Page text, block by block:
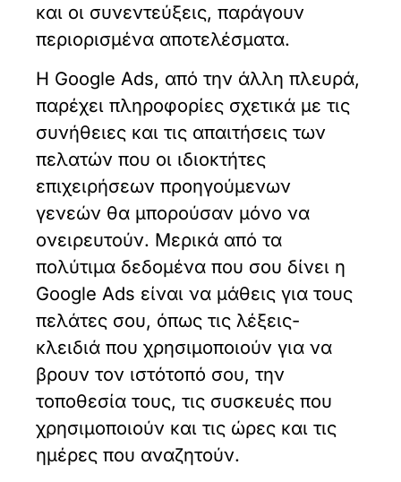
και οι συνεντεύξεις, παράγουν
περιορισμένα αποτελέσματα.
Η Google Ads, από την άλλη πλευρά,
παρέχει πληροφορίες σχετικά με τις
συνήθειες και τις απαιτήσεις των
πελατών που οι ιδιοκτήτες
επιχειρήσεων προηγούμενων
γενεών θα μπορούσαν μόνο να
ονειρευτούν. Μερικά από τα
πολύτιμα δεδομένα που σου δίνει η
Google Ads είναι να μάθεις για τους
πελάτες σου, όπως τις λέξεις-
κλειδιά που χρησιμοποιούν για να
βρουν τον ιστότοπό σου, την
τοποθεσία τους, τις συσκευές που
χρησιμοποιούν και τις ώρες και τις
ημέρες που αναζητούν.